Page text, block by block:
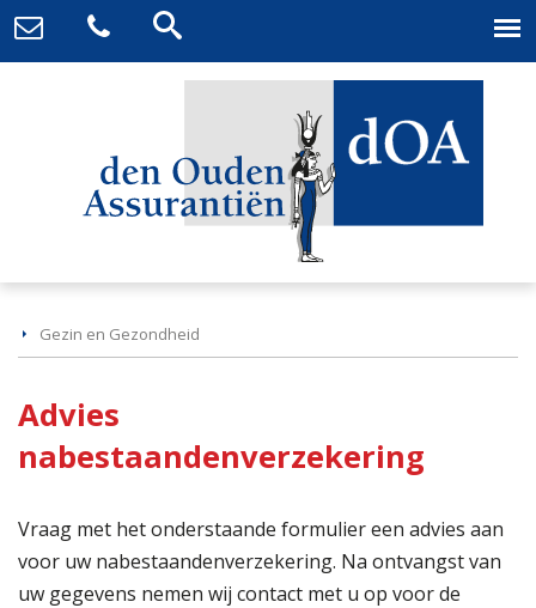
Gezin en Gezondheid
Advies
nabestaandenverzekering
Vraag met het onderstaande formulier een advies aan
voor uw nabestaandenverzekering. Na ontvangst van
uw gegevens nemen wij contact met u op voor de